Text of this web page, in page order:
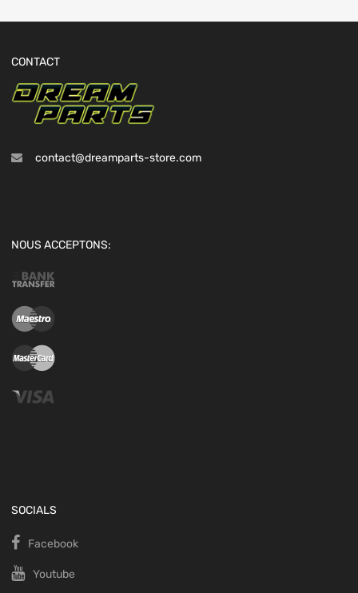
CONTACT
contact@dreamparts-store.com
NOUS ACCEPTONS:
SOCIALS
Facebook
Youtube